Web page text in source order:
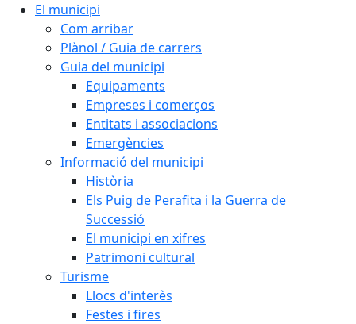
El municipi
Com arribar
Plànol / Guia de carrers
Guia del municipi
Equipaments
Empreses i comerços
Entitats i associacions
Emergències
Informació del municipi
Història
Els Puig de Perafita i la Guerra de
Successió
El municipi en xifres
Patrimoni cultural
Turisme
Llocs d'interès
Festes i fires